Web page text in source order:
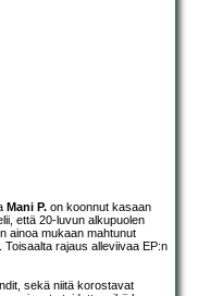
Mani P. on koonnut kasaan
että 20-luvun alkupuolen
ainoa mukaan mahtunut
rajaus alleviivaa EP:n
sekä niitä korostavat